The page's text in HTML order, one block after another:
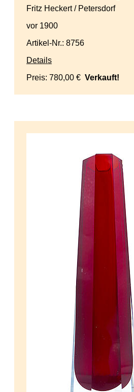
Fritz Heckert / Petersdorf
vor 1900
Artikel-Nr.: 8756
Details
Preis: 780,00 € Verkauft!